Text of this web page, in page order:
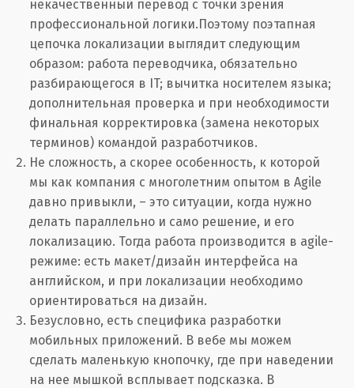
некачественный перевод с точки зрения
профессиональной логики.Поэтому поэтапная
цепочка локализации выглядит следующим
образом: работа переводчика, обязательно
разбирающегося в IT; вычитка носителем языка;
дополнительная проверка и при необходимости
финальная корректировка (замена некоторых
терминов) командой разработчиков.
Не сложность, а скорее особенность, к которой
мы как компания с многолетним опытом в Agile
давно привыкли, – это ситуации, когда нужно
делать параллельно и само решение, и его
локализацию. Тогда работа производится в agile-
режиме: есть макет/дизайн интерфейса на
английском, и при локализации необходимо
ориентироваться на дизайн.
Безусловно, есть специфика разработки
мобильных приложений. В вебе мы можем
сделать маленькую кнопочку, где при наведении
на нее мышкой всплывает подсказка. В